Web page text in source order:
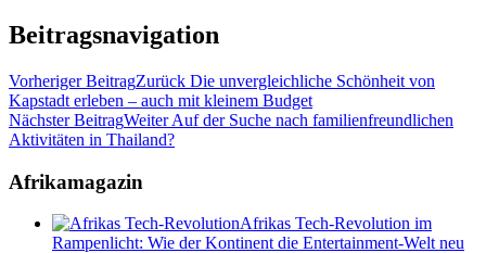
Beitragsnavigation
Vorheriger BeitragZurück Die unvergleichliche Schönheit von
Kapstadt erleben – auch mit kleinem Budget
Nächster BeitragWeiter Auf der Suche nach familienfreundlichen
Aktivitäten in Thailand?
Afrikamagazin
Afrikas Tech-Revolution im
Rampenlicht: Wie der Kontinent die Entertainment-Welt neu